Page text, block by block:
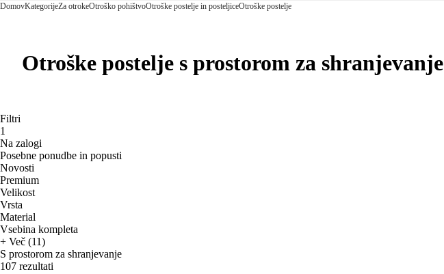
DomovKategorijeZa otrokeOtroško pohištvoOtroške postelje in posteljiceOtroške postelje
Otroške postelje s prostorom za shranjevanje
Filtri
1
Na zalogi
Posebne ponudbe in popusti
Novosti
Premium
Velikost
Vrsta
Material
Vsebina kompleta
+ Več (11)
S prostorom za shranjevanje
107 rezultati